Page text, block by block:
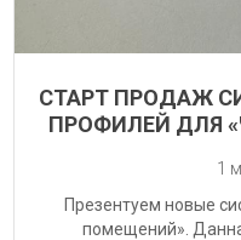
СТАРТ ПРОДАЖ
ПРОФИЛЕЙ ДЛЯ
1
Презентуем новые
помещений».